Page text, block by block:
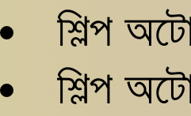
শিল্প
শিল্প